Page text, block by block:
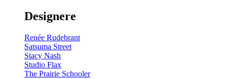
Designere
Renée Rudebrant
Satsuma Street
Stacy Nash
Studio Flax
The Prairie Schooler